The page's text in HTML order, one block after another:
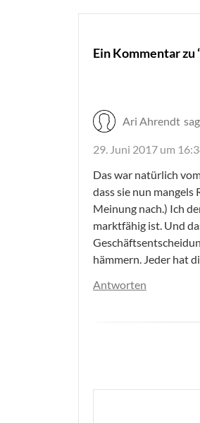
Ein Kommentar zu
Ari Ahrendt
29. Juni 2017 um
Das war natürlich
dass sie nun
Meinung nach.) Ich
marktfähig ist. Und
hämmern. Jeder hat
Antworten